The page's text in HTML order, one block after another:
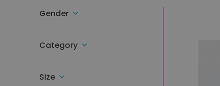
Gender
Category
Size